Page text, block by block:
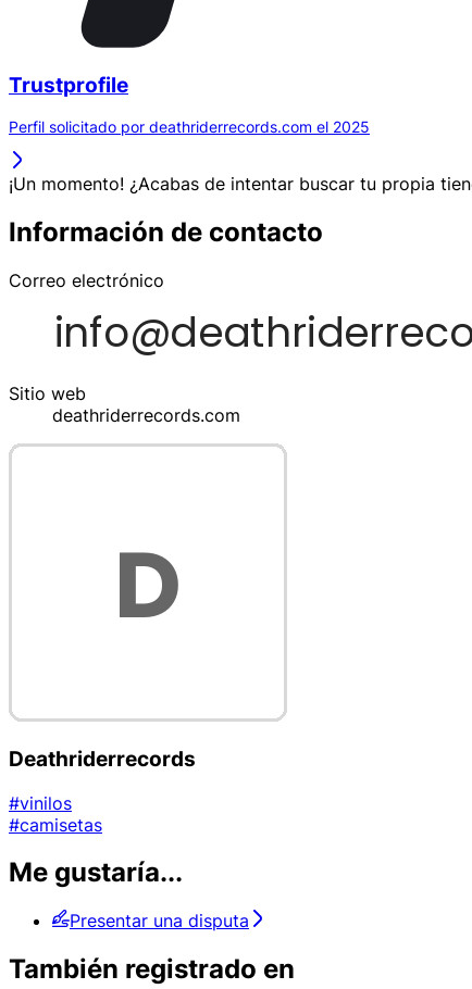
Trustprofile
Perfil solicitado por deathriderrecords.com el 2025
¡Un momento! ¿Acabas de intentar buscar tu propia
Información de contacto
Correo electrónico
Sitio web
deathriderrecords.com
Deathriderrecords
#vinilos
#camisetas
Me gustaría...
Presentar una disputa
También registrado en